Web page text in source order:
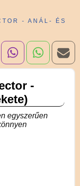
- ANÁL- ÉS
-
egyszerűen